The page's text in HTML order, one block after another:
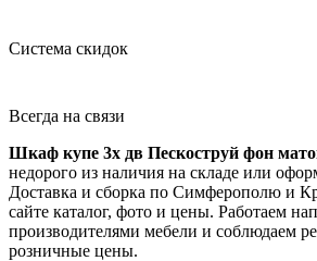
Система скидок
Всегда на связи
Шкаф купе 3х дв Пескоструй фон
недорого из наличия на складе или
Доставка и сборка по Симферополю и
сайте каталог, фото и цены. Работаем
производителями мебели и соблюдаем
розничные цены.